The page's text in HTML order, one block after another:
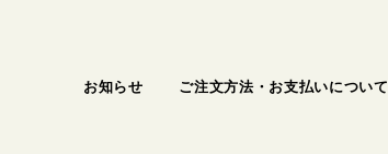
お知らせ ご注文方法・お支払いについて